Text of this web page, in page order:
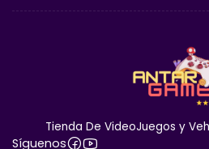
Confianza Garantizada:
8 años de experienciaen
clientes satisfechos que
Tienda De VideoJuegos y
Síguenos